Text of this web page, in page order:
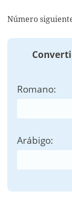
Número
Romano:
Arábigo: